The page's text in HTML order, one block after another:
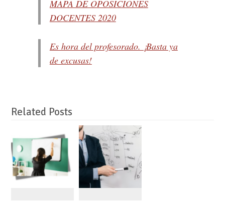
MAPA DE OPOSICIONES
DOCENTES 2020
Es hora del profesorado. ¡Basta ya
de excusas!
Related Posts